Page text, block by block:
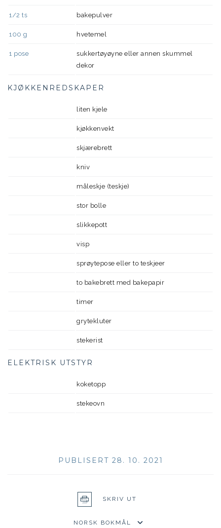
1/2 ts bakepulver
100 g hvetemel
1 pose
sukkertøyøyne eller annen skummel
dekor
KJØKKENREDSKAPER
liten kjele
kjøkkenvekt
skjærebrett
kniv
måleskje (teskje)
stor bolle
slikkepott
visp
sprøytepose eller to teskjeer
to bakebrett med bakepapir
timer
grytekluter
stekerist
ELEKTRISK UTSTYR
koketopp
stekeovn
PUBLISERT 28. 10. 2021
SKRIV UT